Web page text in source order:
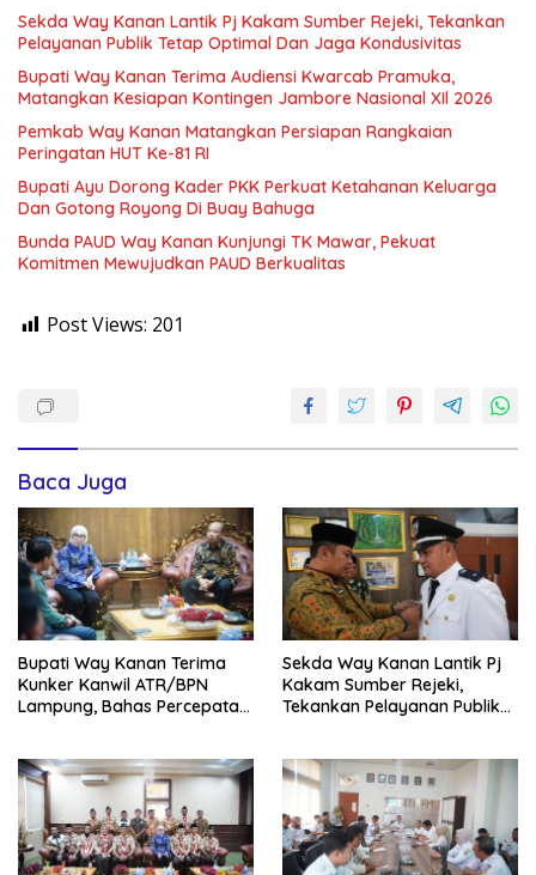
Sekda Way Kanan Lantik Pj Kakam Sumber Rejeki, Tekankan
Pelayanan Publik Tetap Optimal Dan Jaga Kondusivitas
Bupati Way Kanan Terima Audiensi Kwarcab Pramuka,
Matangkan Kesiapan Kontingen Jambore Nasional XIl 2026
Pemkab Way Kanan Matangkan Persiapan Rangkaian
Peringatan HUT Ke-81 RI
Bupati Ayu Dorong Kader PKK Perkuat Ketahanan Keluarga
Dan Gotong Royong Di Buay Bahuga
Bunda PAUD Way Kanan Kunjungi TK Mawar, Pekuat
Komitmen Mewujudkan PAUD Berkualitas
Post Views: 201
Baca Juga
Bupati Way Kanan Terima
Kunker Kanwil ATR/BPN
Lampung, Bahas Percepatan
Sekda Way Kanan Lantik Pj
Kakam Sumber Rejeki,
Tekankan Pelayanan Publik